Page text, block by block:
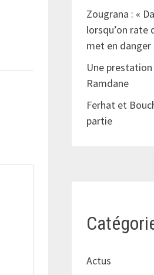
Zougrana : «
lorsqu’on rate
met en danger
Une
Ramdane
Ferhat et
partie
Actus